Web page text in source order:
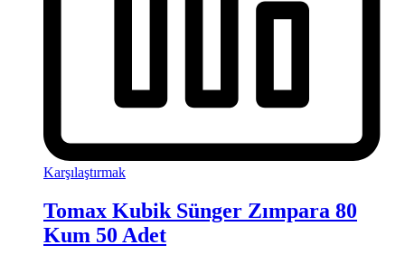
Karşılaştırmak
Tomax Kubik Sünger Zımpara 80
Kum 50 Adet